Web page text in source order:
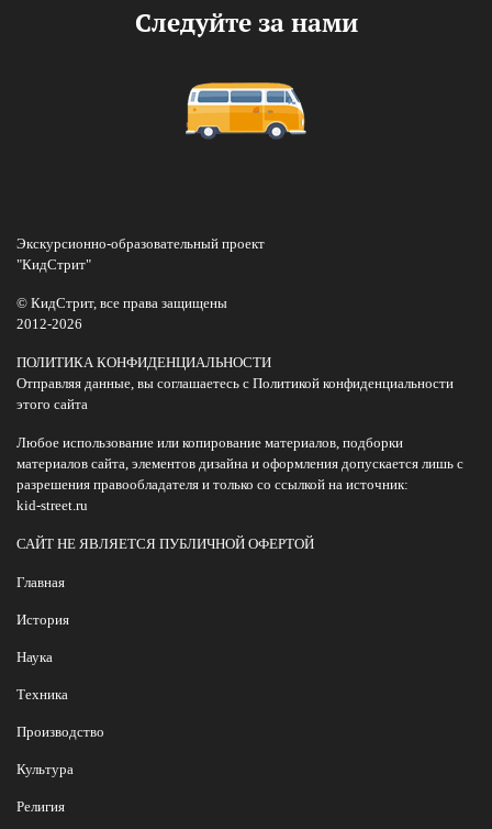
Следуйте за нами
Экскурсионно-образовательный проект
"КидСтрит"
© КидСтрит, все права защищены
2012-2026
ПОЛИТИКА КОНФИДЕНЦИАЛЬНОСТИ
Отправляя данные, вы соглашаетесь с Политикой конфиденциальности
этого сайта
Любое использование или копирование материалов, подборки
материалов сайта, элементов дизайна и оформления допускается лишь с
разрешения правообладателя и только со ссылкой на источник:
kid-street.ru
САЙТ НЕ ЯВЛЯЕТСЯ ПУБЛИЧНОЙ ОФЕРТОЙ
Главная
История
Наука
Техника
Производство
Культура
Религия